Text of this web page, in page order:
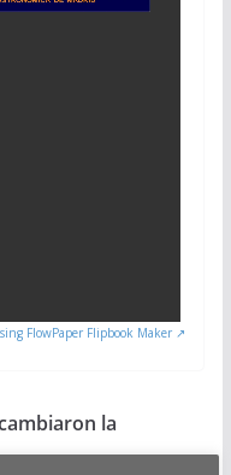
FlowPaper Flipbook Maker ↗
la